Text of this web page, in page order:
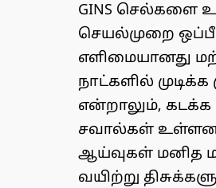
GINS செல்களை
செயல்முறை
எளிமையானது
நாட்களில் முடிக்க
என்றாலும்,
சவால்கள் உள்ளன.
ஆய்வுகள் மனித
வயிற்று